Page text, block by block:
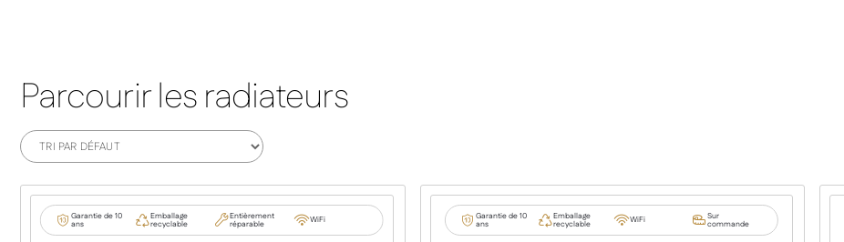
Parcourir les radiateurs
Garantie de 10
ans
Emballage
recyclable
Entièrement
réparable WiFi Garantie de 10
ans
Emballage
recyclable WiFi Sur
commande